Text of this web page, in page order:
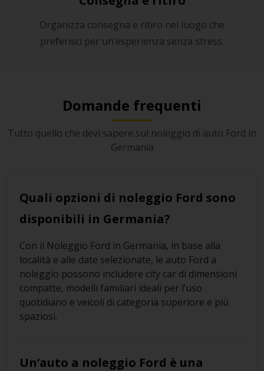
Organizza consegna e ritiro nel luogo che
preferisci per un’esperienza senza stress.
Domande frequenti
Tutto quello che devi sapere sul noleggio di auto Ford in
Germania
Quali opzioni di noleggio Ford sono
disponibili in Germania?
Con il Noleggio Ford in Germania, in base alla
località e alle date selezionate, le auto Ford a
noleggio possono includere city car di dimensioni
compatte, modelli familiari ideali per l’uso
quotidiano e veicoli di categoria superiore e più
spaziosi.
Un’auto a noleggio Ford è una